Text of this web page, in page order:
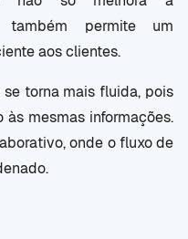
também permite um
aos clientes.
torna mais fluida, pois
mesmas informações.
onde o fluxo de